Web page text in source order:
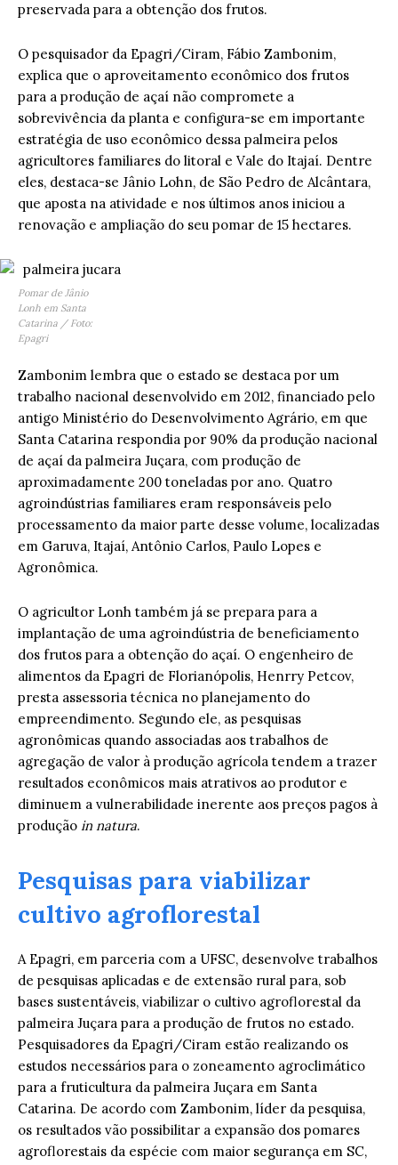
preservada para a obtenção dos frutos.
O pesquisador da Epagri/Ciram, Fábio Zambonim,
explica que o aproveitamento econômico dos frutos
para a produção de açaí não compromete a
sobrevivência da planta e configura-se em importante
estratégia de uso econômico dessa palmeira pelos
agricultores familiares do litoral e Vale do Itajaí. Dentre
eles, destaca-se Jânio Lohn, de São Pedro de Alcântara,
que aposta na atividade e nos últimos anos iniciou a
renovação e ampliação do seu pomar de 15 hectares.
Pomar de Jânio
Lonh em Santa
Catarina / Foto:
Epagri
Zambonim lembra que o estado se destaca por um
trabalho nacional desenvolvido em 2012, financiado pelo
antigo Ministério do Desenvolvimento Agrário, em que
Santa Catarina respondia por 90% da produção nacional
de açaí da palmeira Juçara, com produção de
aproximadamente 200 toneladas por ano. Quatro
agroindústrias familiares eram responsáveis pelo
processamento da maior parte desse volume, localizadas
em Garuva, Itajaí, Antônio Carlos, Paulo Lopes e
Agronômica.
O agricultor Lonh também já se prepara para a
implantação de uma agroindústria de beneficiamento
dos frutos para a obtenção do açaí. O engenheiro de
alimentos da Epagri de Florianópolis, Henrry Petcov,
presta assessoria técnica no planejamento do
empreendimento. Segundo ele, as pesquisas
agronômicas quando associadas aos trabalhos de
agregação de valor à produção agrícola tendem a trazer
resultados econômicos mais atrativos ao produtor e
diminuem a vulnerabilidade inerente aos preços pagos à
produção in natura.
Pesquisas para viabilizar
cultivo agroflorestal
A Epagri, em parceria com a UFSC, desenvolve trabalhos
de pesquisas aplicadas e de extensão rural para, sob
bases sustentáveis, viabilizar o cultivo agroflorestal da
palmeira Juçara para a produção de frutos no estado.
Pesquisadores da Epagri/Ciram estão realizando os
estudos necessários para o zoneamento agroclimático
para a fruticultura da palmeira Juçara em Santa
Catarina. De acordo com Zambonim, líder da pesquisa,
os resultados vão possibilitar a expansão dos pomares
agroflorestais da espécie com maior segurança em SC,